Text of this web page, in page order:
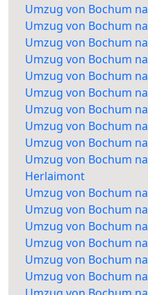
Umzug von Bochum
Umzug von Bochum
Umzug von Bochum
Umzug von Bochum
Umzug von Bochum
Umzug von Bochum
Umzug von Bochum
Umzug von Bochum
Umzug von Bochum
Umzug von Bochum
Herlaimont
Umzug von Bochum
Umzug von Bochum
Umzug von Bochum
Umzug von Bochum
Umzug von Bochum
Umzug von Bochum